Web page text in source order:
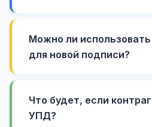
Можно ли
для новой подписи?
Что будет, если
УПД?